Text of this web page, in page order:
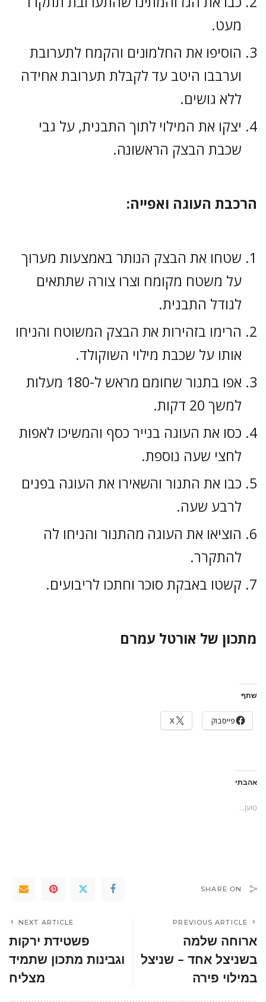
מעט.
הוסיפו את החלמונים והקמח לתערובת
וערבבו היטב עד לקבלת תערובת אחידה
ללא גושים.
יצקו את המילוי לתוך התבנית, על גבי
שכבת הבצק הראשונה.
הרכבת העוגה ואפייה:
שטחו את הבצק הנותר באמצעות מערוך
על משטח מקומח וצרו צורה שתתאים
לגודל התבנית.
הרימו בזהירות את הבצק המשוטח והניחו
אותו על שכבת מילוי השוקולד.
אפו בתנור שחומם מראש ל-180 מעלות
למשך 20 דקות.
כסו את העוגה בנייר כסף והמשיכו לאפות
לחצי שעה נוספת.
כבו את התנור והשאירו את העוגה בפנים
לרבע שעה.
הוציאו את העוגה מהתנור והניחו לה
להתקרר.
קשטו באבקת סוכר וחתכו לריבועים.
מתכון של אורטל עמרם
שתף
פייסבוק X
אהבתי
טוען...
SHARE ON
PREVIOUS ARTICLE
ארוחה שלמה
בשניצל אחד – שניצל
במילוי פירה
NEXT ARTICLE
פשטידת ירקות
וגבינות מתכון שתמיד
מצליח